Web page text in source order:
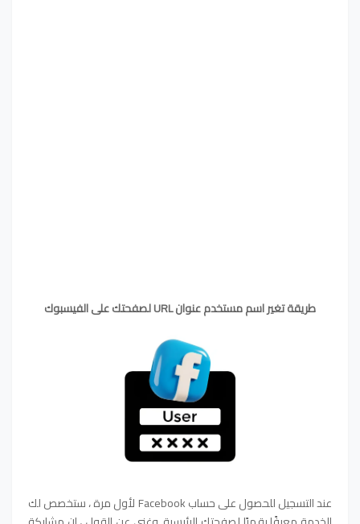
طريقة تغير اسم مستخدم عنوان URL لصفحتك على الفيسبوك
عند التسجيل للحصول على حساب Facebook لأول مرة ، ستخصص لك